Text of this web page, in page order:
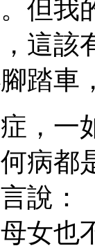
但我
這該
踏車
，一
病都
說：
女也